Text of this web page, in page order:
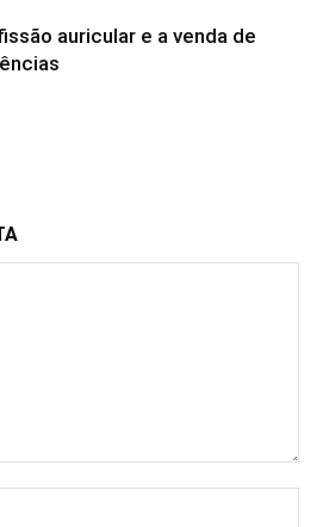
auricular e a venda de